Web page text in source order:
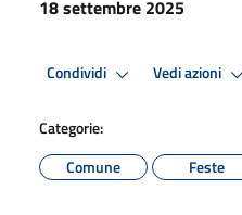
18 settembre 2025
Condividi Vedi azioni
Categorie:
Comune
Feste